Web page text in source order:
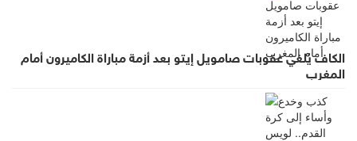
الكاف يُلغي عقوبات صامويل إيتو بعد أزمة مباراة الكاميرون أمام
المغرب